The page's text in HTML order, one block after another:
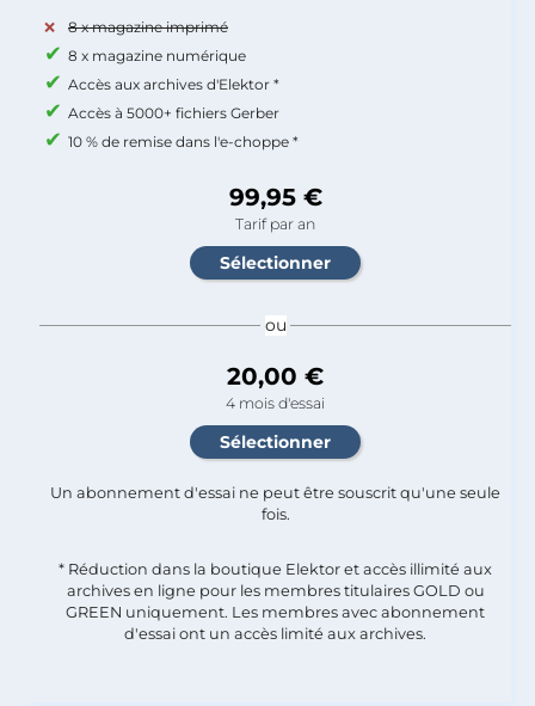
8 x magazine imprimé
8 x magazine numérique
Accès aux archives d'Elektor *
Accès à 5000+ fichiers Gerber
10 % de remise dans l'e-choppe *
99,95 €
Tarif par an
ou
20,00 €
4 mois d'essai
Un abonnement d'essai ne peut être souscrit qu'une seule
fois.​
* Réduction dans la boutique Elektor et accès illimité aux
archives en ligne pour les membres titulaires GOLD ou
GREEN uniquement. Les membres avec abonnement
d'essai ont un accès limité aux archives.